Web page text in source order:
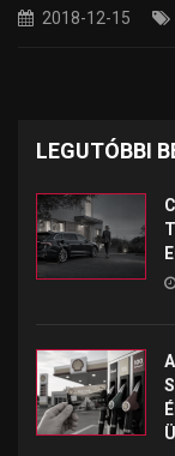
2018-12-15
LEGUTÓBBI